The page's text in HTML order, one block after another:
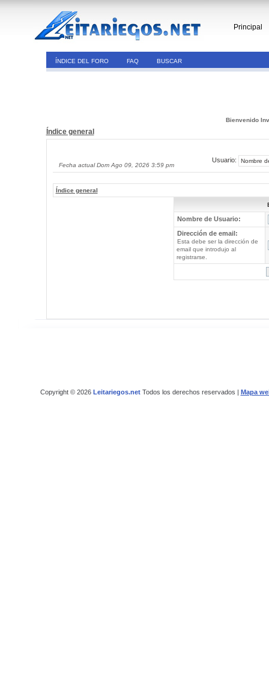
Principal
ÍNDICE DEL FORO FAQ BUSCAR
Bienvenido
Índice general
Fecha actual Dom Ago 09, 2026 3:59 pm
Usuario:
Índice general
Nombre de Usuario:
Dirección de email:
Esta debe ser la dirección de
email que introdujo al
registrarse.
Copyright © 2026 Leitariegos.netTodos los derechos reservados | Mapa